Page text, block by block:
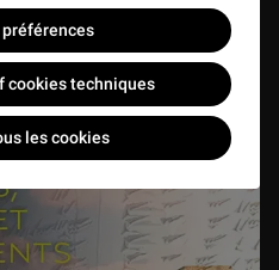
cookies techniques
les cookies